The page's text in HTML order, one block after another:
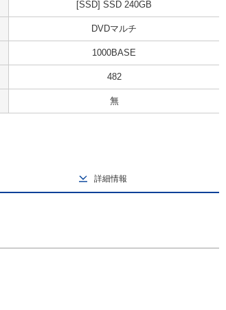
[SSD] SSD 240GB
DVDマルチ
1000BASE
482
無
詳細情報